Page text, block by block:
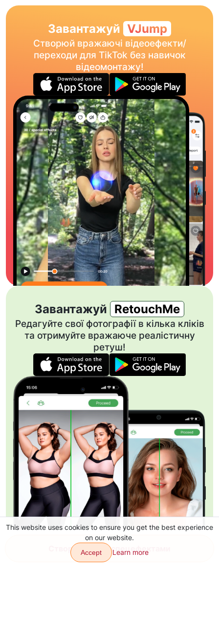
Завантажуй VJump
Створюй вражаючі відеоефекти/
переходи для TikTok без навичок
відеомонтажу!
Завантажуй RetouchMe
Редагуйте свої фотографії в кілька кліків
та отримуйте вражаюче реалістичну
ретуш!
Створи відео зі спецефектами
This website uses cookies to ensure you get the best experience
on our website.
Accept Learn more